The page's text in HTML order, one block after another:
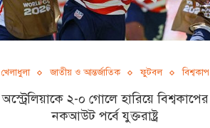
খেলাধুলা জাতীয় ও আন্তর্জাতিক ফুটবল বিশ্বকাপ
অস্ট্রেলিয়াকে ২-০ গোলে হারিয়ে বিশ্বকাপের
নকআউট পর্বে যুক্তরাষ্ট্র